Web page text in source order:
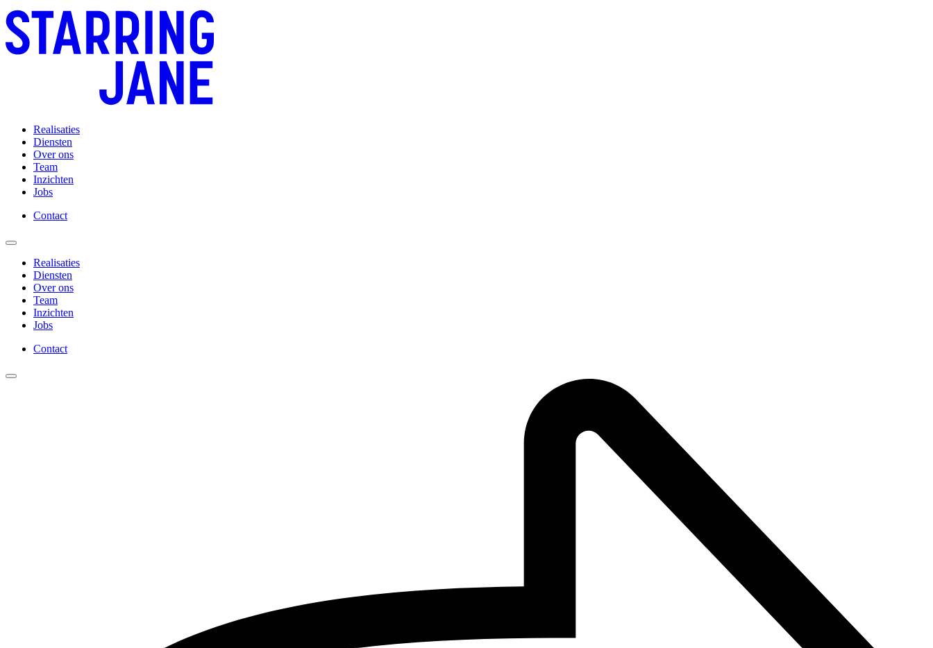
Realisaties
Diensten
Over ons
Team
Inzichten
Jobs
Contact
Realisaties
Diensten
Over ons
Team
Inzichten
Jobs
Contact